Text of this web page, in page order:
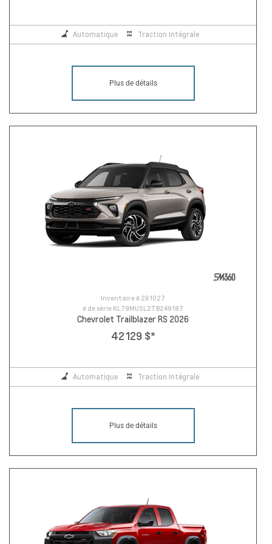
Automatique Traction Intégrale
Plus de détails
Inventaire # 261027
# de série KL79MUSL2TB249187
Chevrolet Trailblazer RS 2026
42 129 $*
Automatique Traction Intégrale
Plus de détails